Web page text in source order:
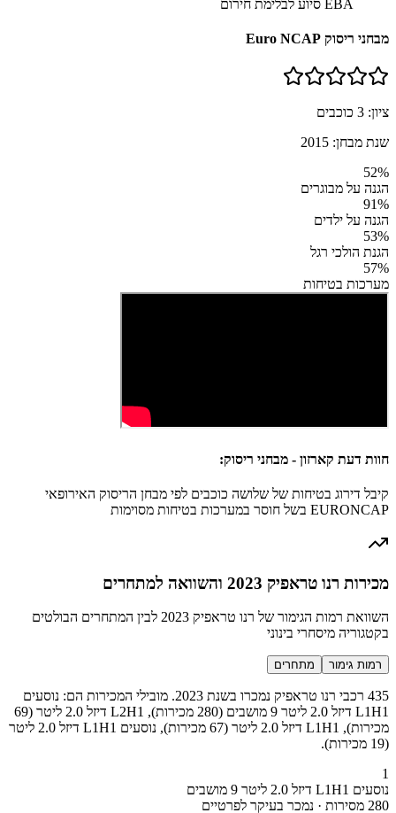
EBA סיוע לבלימת חירום
מבחני ריסוק Euro NCAP
ציון: 3 כוכבים
שנת מבחן: 2015
52%
הגנה על מבוגרים
91%
הגנה על ילדים
53%
הגנת הולכי רגל
57%
מערכות בטיחות
חוות דעת קארזון - מבחני ריסוק:
קיבל דירוג בטיחות של שלושה כוכבים לפי מבחן הריסוק האירופאי
EURONCAP בשל חוסר במערכות בטיחות מסוימות
מכירות רנו טראפיק 2023 והשוואה למתחרים
השוואת רמות הגימור של רנו טראפיק 2023 לבין המתחרים הבולטים
בקטגוריה מיסחרי בינוני
רמות גימור מתחרים
435 רכבי רנו טראפיק נמכרו בשנת 2023. מובילי המכירות הם: נוסעים
L1H1 דיזל 2.0 ליטר 9 מושבים (280 מכירות), L2H1 דיזל 2.0 ליטר (69
מכירות), L1H1 דיזל 2.0 ליטר (67 מכירות), נוסעים L1H1 דיזל 2.0 ליטר
(19 מכירות).
1
נוסעים L1H1 דיזל 2.0 ליטר 9 מושבים
280 מסירות · נמכר בעיקר לפרטיים